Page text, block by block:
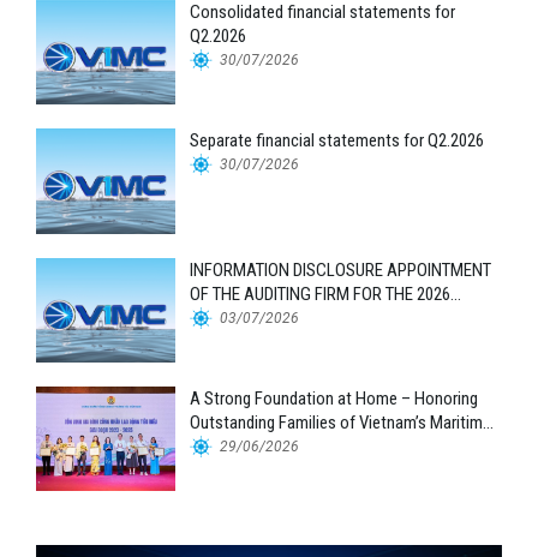
Consolidated financial statements for
Q2.2026
30/07/2026
Separate financial statements for Q2.2026
30/07/2026
INFORMATION DISCLOSURE APPOINTMENT
OF THE AUDITING FIRM FOR THE 2026
FINANCIAL STATEMENTS
03/07/2026
A Strong Foundation at Home – Honoring
Outstanding Families of Vietnam’s Maritime
Workforce
29/06/2026